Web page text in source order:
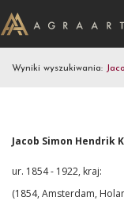
Wyniki wyszukiwania:
Jacob Simon Hendrik
ur. 1854 - 1922, kraj:
(1854, Amsterdam,